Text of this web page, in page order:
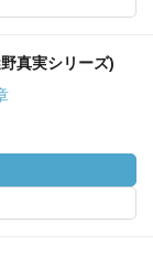
真実シリーズ)